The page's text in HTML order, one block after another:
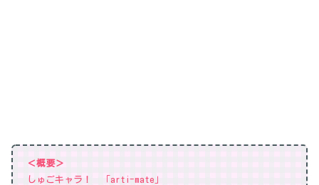
＜概要＞
しゅごキャラ！ 「arti-mate」